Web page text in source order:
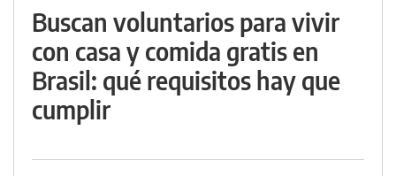
Buscan voluntarios para vivir
con casa y comida gratis en
Brasil: qué requisitos hay que
cumplir